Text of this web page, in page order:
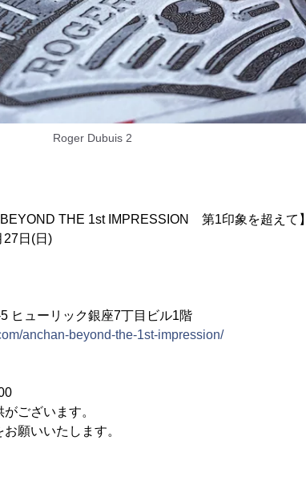
Roger Dubuis 2
THE 1st IMPRESSION 第1印象を超えて】
日(日)
ーリック銀座7丁目ビル1階
anchan-beyond-the-1st-impression/
ございます。
願いいたします。